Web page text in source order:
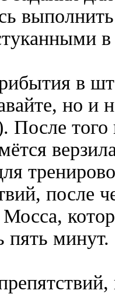
в
но и
После
после
пять минут.